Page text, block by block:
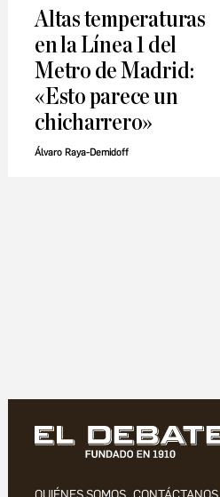
Altas temperaturas
en la Línea 1 del
Metro de Madrid:
«Esto parece un
chicharrero»
Álvaro Raya-Demidoff